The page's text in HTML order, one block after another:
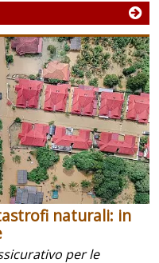
naturali: in
per le